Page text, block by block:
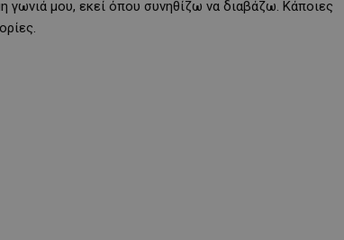
γωνιά μου, εκεί όπου συνηθίζω να διαβάζω. Κάποιες